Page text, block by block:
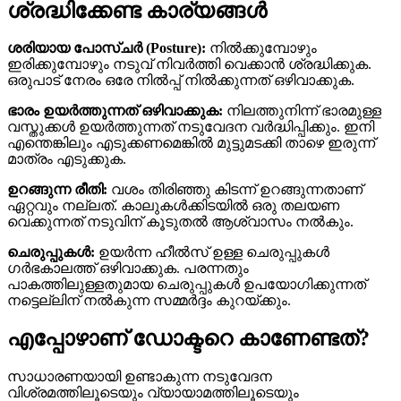
ശ്രദ്ധിക്കേണ്ട കാര്യങ്ങൾ
ശരിയായ പോസ്ചർ (Posture): നിൽക്കുമ്പോഴും
ഇരിക്കുമ്പോഴും നടുവ് നിവർത്തി വെക്കാൻ ശ്രദ്ധിക്കുക.
ഒരുപാട് നേരം ഒരേ നിൽപ്പ് നിൽക്കുന്നത് ഒഴിവാക്കുക.
ഭാരം ഉയർത്തുന്നത് ഒഴിവാക്കുക: നിലത്തുനിന്ന് ഭാരമുള്ള
വസ്തുക്കൾ ഉയർത്തുന്നത് നടുവേദന വർദ്ധിപ്പിക്കും. ഇനി
എന്തെങ്കിലും എടുക്കണമെങ്കിൽ മുട്ടുമടക്കി താഴെ ഇരുന്ന്
മാത്രം എടുക്കുക.
ഉറങ്ങുന്ന രീതി: വശം തിരിഞ്ഞു കിടന്ന് ഉറങ്ങുന്നതാണ്
ഏറ്റവും നല്ലത്. കാലുകൾക്കിടയിൽ ഒരു തലയണ
വെക്കുന്നത് നടുവിന് കൂടുതൽ ആശ്വാസം നൽകും.
ചെരുപ്പുകൾ: ഉയർന്ന ഹീൽസ് ഉള്ള ചെരുപ്പുകൾ
ഗർഭകാലത്ത് ഒഴിവാക്കുക. പരന്നതും
പാകത്തിലുള്ളതുമായ ചെരുപ്പുകൾ ഉപയോഗിക്കുന്നത്
നട്ടെല്ലിന് നൽകുന്ന സമ്മർദ്ദം കുറയ്ക്കും.
എപ്പോഴാണ് ഡോക്ടറെ കാണേണ്ടത്?
സാധാരണയായി ഉണ്ടാകുന്ന നടുവേദന
വിശ്രമത്തിലൂടെയും വ്യായാമത്തിലൂടെയും